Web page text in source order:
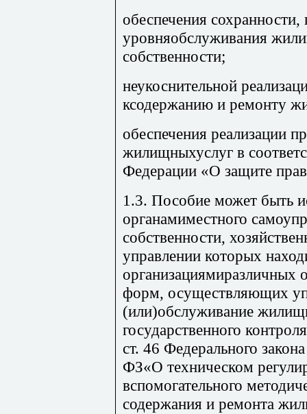
обеспечения
уровняобслуживания
собственности;
неукоснительной
ксодержанию и ремонту
обеспечения реализации
жилищныхуслуг в
Федерации «О защите
1.3. Пособие может быть
органамиместного
собственности,
управлении которых
организациямиразличных
форм, осуществляющих
(или)обслуживание
государственного
ст. 46 Федерального
ФЗ«О техническом
вспомогательного
содержания и ремонта